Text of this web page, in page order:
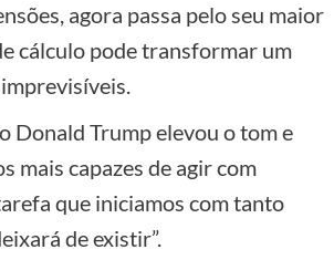
agora passa pelo seu maior
cálculo pode transformar um
Donald Trump elevou o tom e
mais capazes de agir com
que iniciamos com tanto
de existir”.